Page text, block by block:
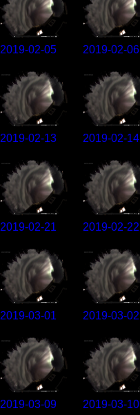
2019-02-05 2019-02-06
2019-02-13 2019-02-14
2019-02-21 2019-02-22
2019-03-01 2019-03-02
2019-03-09 2019-03-10